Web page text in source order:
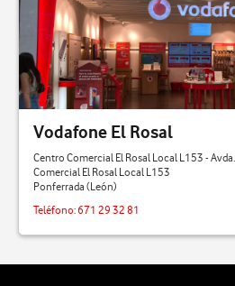
Vodafone El Rosal
Centro Comercial El Rosal Local L153 -
Comercial El Rosal Local L153
Ponferrada (León)
Teléfono:671 29 32 81